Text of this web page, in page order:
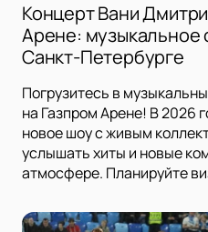
Концерт Вани
Арене: музыкальное
Санкт-Петербурге
Погрузитесь в
на Газпром Арене! В 2026
новое шоу с живым
услышать хиты и новые
атмосфере. Планируйте